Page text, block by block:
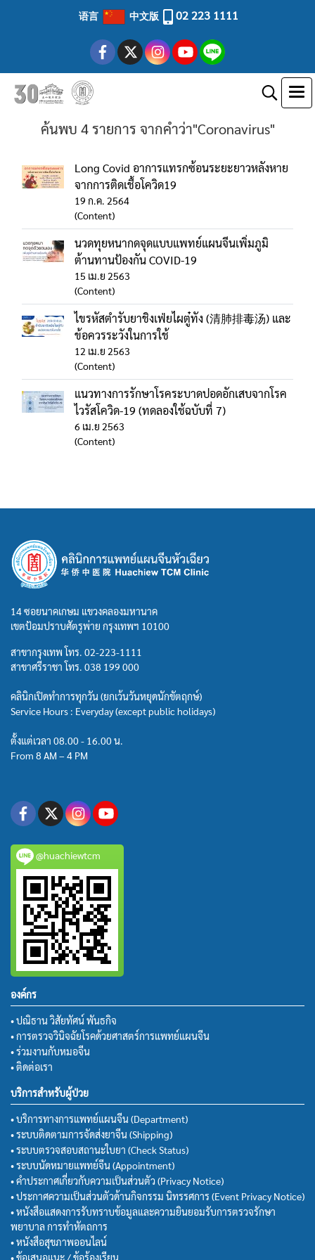
语言 中文版 02 223 1111
ค้นพบ 4 รายการ จากคำว่า"Coronavirus"
Long Covid อาการแทรกซ้อนระยะยาวหลังหาย
จากการติดเชื้อโควิด19
19 ก.ค. 2564
(Content)
นวดทุยหนากดจุดแบบแพทย์แผนจีนเพิ่มภูมิ
ต้านทานป้องกัน COVID-19
15 เม.ย 2563
(Content)
ไขรหัสตำรับยาชิงเฟ่ยไผตู๋ทัง (清肺排毒汤) และ
ข้อควรระวังในการใช้
12 เม.ย 2563
(Content)
แนวทางการรักษาโรคระบาดปอดอักเสบจากโรค
ไวรัสโควิด-19 (ทดลองใช้ฉบับที่ 7)
6 เม.ย 2563
(Content)
14 ซอยนาคเกษม แขวงคลองมหานาค
เขตป้อมปราบศัตรูพ่าย กรุงเทพฯ 10100
สาขากรุงเทพ โทร. 02-223-1111
สาขาศรีราชา โทร. 038 199 000
คลินิกเปิดทำการทุกวัน (ยกเว้นวันหยุดนักขัตฤกษ์)
Service Hours : Everyday (except public holidays)
ตั้งแต่เวลา 08.00 - 16.00 น.
From 8 AM – 4 PM
@huachiewtcm
องค์กร
• ปณิธาน วิสัยทัศน์ พันธกิจ
• การตรวจวินิจฉัยโรคด้วยศาสตร์การแพทย์แผนจีน
• ร่วมงานกับหมอจีน
• ติดต่อเรา
บริการสำหรับผู้ป่วย
• บริการทางการแพทย์แผนจีน (Department)
• ระบบติดตามการจัดส่งยาจีน (Shipping)
• ระบบตรวจสอบสถานะใบยา (Check Status)
• ระบบนัดหมายแพทย์จีน (Appointment)
• คำประกาศเกี่ยวกับความเป็นส่วนตัว (Privacy Notice)
• ประกาศความเป็นส่วนตัวด้านกิจกรรม นิทรรศการ (Event Privacy Notice)
• หนังสือแสดงการรับทราบข้อมูลและความยินยอมรับการตรวจรักษา
พยาบาล การทำหัตถการ
• หนังสือสุขภาพออนไลน์
• ข้อเสนอแนะ / ข้อร้องเรียน